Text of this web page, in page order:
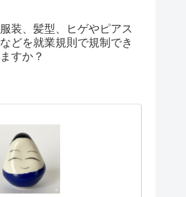
服装、髪型、ヒゲやピアス
などを就業規則で規制でき
ますか？